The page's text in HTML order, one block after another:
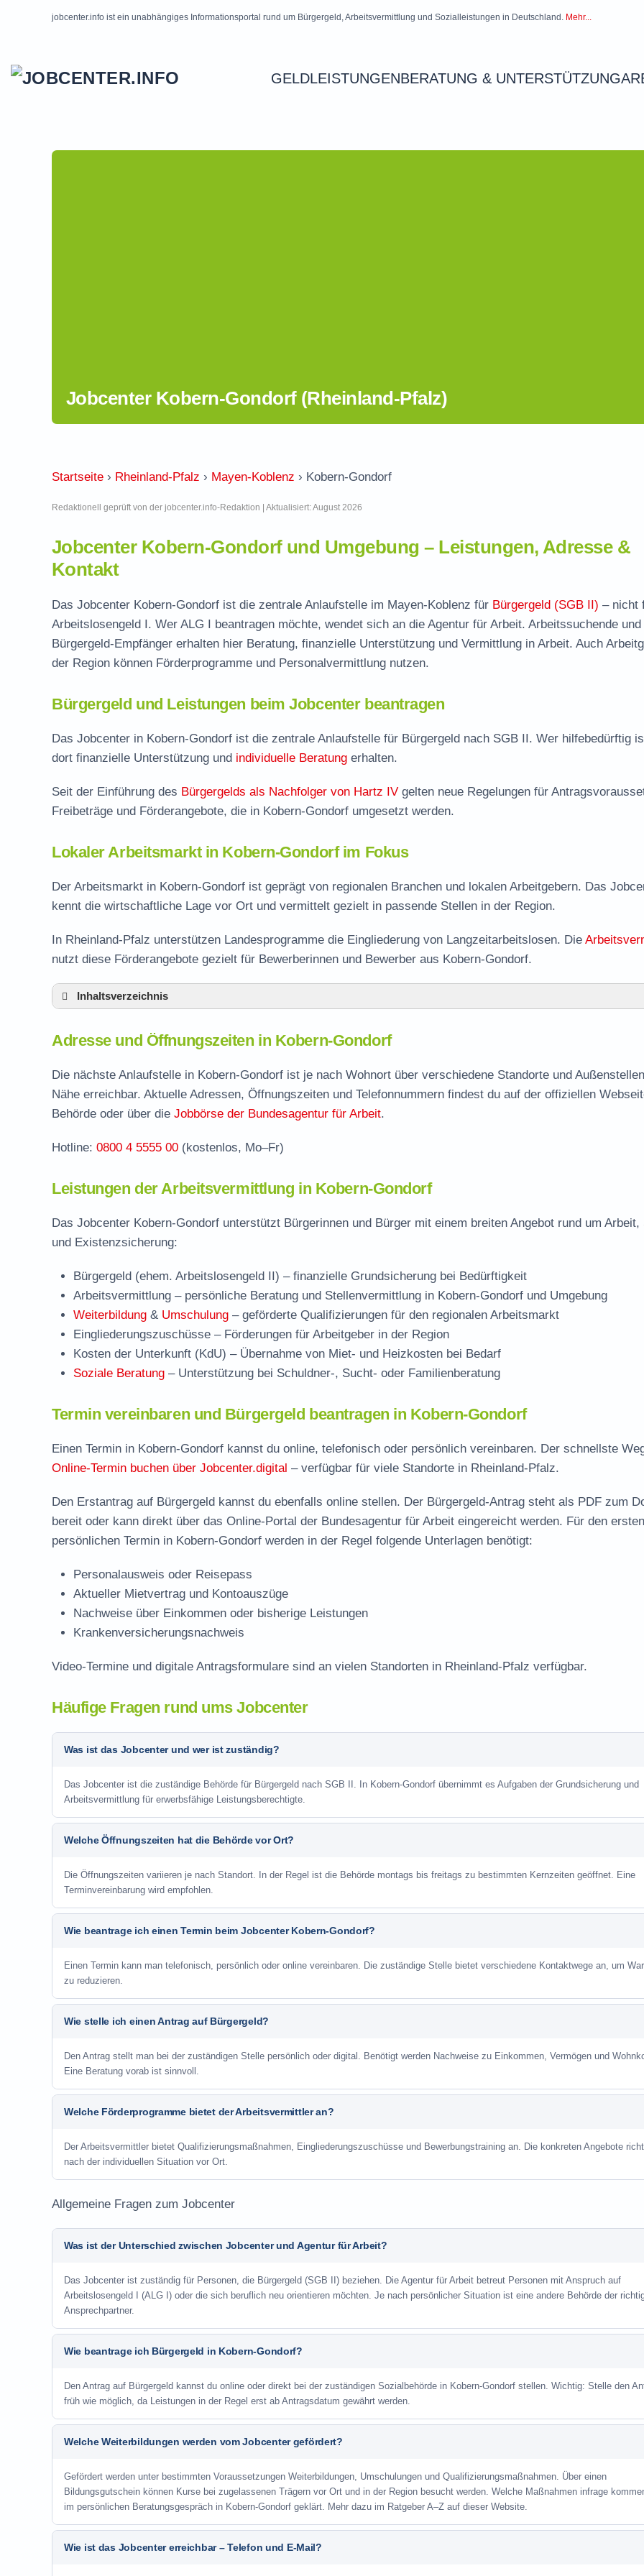
jobcenter.info ist ein unabhängiges Informationsportal rund um Bürgergeld, Arbeitsvermittlung und Sozialleistungen in Deutschland. Mehr...
GELDLEISTUNGENBERATUNG & UNTERSTÜTZUNG
Jobcenter Kobern-Gondorf (Rheinland-Pfalz)
Startseite › Rheinland-Pfalz › Mayen-Koblenz › Kobern-Gondorf
Redaktionell geprüft von der jobcenter.info-Redaktion | Aktualisiert: August 2026
Jobcenter Kobern-Gondorf und Umgebung – Leistungen, Adresse &
Kontakt
Das Jobcenter Kobern-Gondorf ist die zentrale Anlaufstelle im Mayen-Koblenz für Bürgergeld (SGB II) – nicht
Arbeitslosengeld I. Wer ALG I beantragen möchte, wendet sich an die Agentur für Arbeit. Arbeitssuchende und
Bürgergeld-Empfänger erhalten hier Beratung, finanzielle Unterstützung und Vermittlung in Arbeit. Auch
der Region können Förderprogramme und Personalvermittlung nutzen.
Bürgergeld und Leistungen beim Jobcenter beantragen
Das Jobcenter in Kobern-Gondorf ist die zentrale Anlaufstelle für Bürgergeld nach SGB II. Wer hilfebedürftig
dort finanzielle Unterstützung und individuelle Beratung erhalten.
Seit der Einführung des Bürgergelds als Nachfolger von Hartz IV gelten neue Regelungen für
Freibeträge und Förderangebote, die in Kobern-Gondorf umgesetzt werden.
Lokaler Arbeitsmarkt in Kobern-Gondorf im Fokus
Der Arbeitsmarkt in Kobern-Gondorf ist geprägt von regionalen Branchen und lokalen Arbeitgebern. Das
kennt die wirtschaftliche Lage vor Ort und vermittelt gezielt in passende Stellen in der Region.
In Rheinland-Pfalz unterstützen Landesprogramme die Eingliederung von Langzeitarbeitslosen. Die
nutzt diese Förderangebote gezielt für Bewerberinnen und Bewerber aus Kobern-Gondorf.
Inhaltsverzeichnis
Leistungen der Arbeitsvermittlung in Kobern-Gondorf
Termin vereinbaren und Bürgergeld beantragen
Jobcenter Mayen-Koblenz – zuständige Stelle
Stellenangebote und Jobbörse in Kobern-Gondorf
Häufige Fragen rund ums Jobcenter
Adresse und Öffnungszeiten in Kobern-Gondorf
Die nächste Anlaufstelle in Kobern-Gondorf ist je nach Wohnort über verschiedene Standorte und
Nähe erreichbar. Aktuelle Adressen, Öffnungszeiten und Telefonnummern findest du auf der offiziellen
Behörde oder über die Jobbörse der Bundesagentur für Arbeit.
Hotline: 0800 4 5555 00 (kostenlos, Mo–Fr)
Leistungen der Arbeitsvermittlung in Kobern-Gondorf
Das Jobcenter Kobern-Gondorf unterstützt Bürgerinnen und Bürger mit einem breiten Angebot rund um Arbeit,
und Existenzsicherung:
Bürgergeld (ehem. Arbeitslosengeld II) – finanzielle Grundsicherung bei Bedürftigkeit
Arbeitsvermittlung – persönliche Beratung und Stellenvermittlung in Kobern-Gondorf und Umgebung
Weiterbildung & Umschulung – geförderte Qualifizierungen für den regionalen Arbeitsmarkt
Eingliederungszuschüsse – Förderungen für Arbeitgeber in der Region
Kosten der Unterkunft (KdU) – Übernahme von Miet- und Heizkosten bei Bedarf
Soziale Beratung – Unterstützung bei Schuldner-, Sucht- oder Familienberatung
Termin vereinbaren und Bürgergeld beantragen in Kobern-Gondorf
Einen Termin in Kobern-Gondorf kannst du online, telefonisch oder persönlich vereinbaren. Der schnellste
Online-Termin buchen über Jobcenter.digital – verfügbar für viele Standorte in Rheinland-Pfalz.
Den Erstantrag auf Bürgergeld kannst du ebenfalls online stellen. Der Bürgergeld-Antrag steht als PDF zum
bereit oder kann direkt über das Online-Portal der Bundesagentur für Arbeit eingereicht werden. Für den ersten
persönlichen Termin in Kobern-Gondorf werden in der Regel folgende Unterlagen benötigt:
Personalausweis oder Reisepass
Aktueller Mietvertrag und Kontoauszüge
Nachweise über Einkommen oder bisherige Leistungen
Krankenversicherungsnachweis
Video-Termine und digitale Antragsformulare sind an vielen Standorten in Rheinland-Pfalz verfügbar.
Häufige Fragen rund ums Jobcenter
Was ist das Jobcenter und wer ist zuständig?
Das Jobcenter ist die zuständige Behörde für Bürgergeld nach SGB II. In Kobern-Gondorf übernimmt es Aufgaben der Grundsicherung und
Arbeitsvermittlung für erwerbsfähige Leistungsberechtigte.
Welche Öffnungszeiten hat die Behörde vor Ort?
Die Öffnungszeiten variieren je nach Standort. In der Regel ist die Behörde montags bis freitags zu bestimmten Kernzeiten geöffnet. Eine
Terminvereinbarung wird empfohlen.
Wie beantrage ich einen Termin beim Jobcenter Kobern-Gondorf?
Einen Termin kann man telefonisch, persönlich oder online vereinbaren. Die zuständige Stelle bietet verschiedene Kontaktwege an, um
zu reduzieren.
Wie stelle ich einen Antrag auf Bürgergeld?
Den Antrag stellt man bei der zuständigen Stelle persönlich oder digital. Benötigt werden Nachweise zu Einkommen, Vermögen und
Eine Beratung vorab ist sinnvoll.
Welche Förderprogramme bietet der Arbeitsvermittler an?
Der Arbeitsvermittler bietet Qualifizierungsmaßnahmen, Eingliederungszuschüsse und Bewerbungstraining an. Die konkreten Angebote
nach der individuellen Situation vor Ort.
Allgemeine Fragen zum Jobcenter
Was ist der Unterschied zwischen Jobcenter und Agentur für Arbeit?
Das Jobcenter ist zuständig für Personen, die Bürgergeld (SGB II) beziehen. Die Agentur für Arbeit betreut Personen mit Anspruch auf
Arbeitslosengeld I (ALG I) oder die sich beruflich neu orientieren möchten. Je nach persönlicher Situation ist eine andere Behörde der
Ansprechpartner.
Wie beantrage ich Bürgergeld in Kobern-Gondorf?
Den Antrag auf Bürgergeld kannst du online oder direkt bei der zuständigen Sozialbehörde in Kobern-Gondorf stellen. Wichtig: Stelle den
früh wie möglich, da Leistungen in der Regel erst ab Antragsdatum gewährt werden.
Welche Weiterbildungen werden vom Jobcenter gefördert?
Gefördert werden unter bestimmten Voraussetzungen Weiterbildungen, Umschulungen und Qualifizierungsmaßnahmen. Über einen
Bildungsgutschein können Kurse bei zugelassenen Trägern vor Ort und in der Region besucht werden. Welche Maßnahmen infrage
im persönlichen Beratungsgespräch in Kobern-Gondorf geklärt. Mehr dazu im Ratgeber A–Z auf dieser Website.
Wie ist das Jobcenter erreichbar – Telefon und E-Mail?